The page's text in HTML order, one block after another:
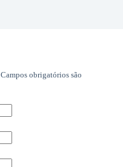
Campos obrigatórios são